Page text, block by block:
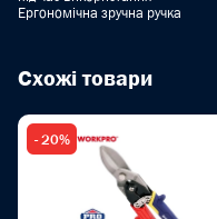
Ергономічна зручна ручка
Схожі товари
- 20%